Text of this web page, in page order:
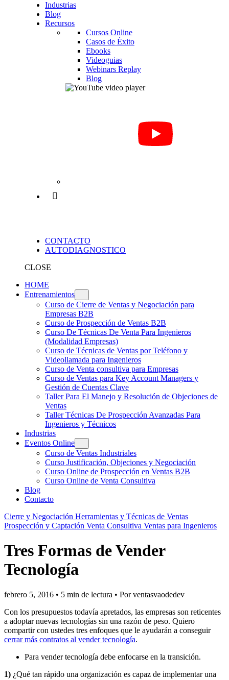
Industrias
Blog
Recursos
Cursos Online
Casos de Éxito
Ebooks
Videoguias
Webinars Replay
Blog
CONTACTO
AUTODIAGNOSTICO
CLOSE
HOME
Entrenamientos
Curso de Cierre de Ventas y Negociación para
Empresas B2B
Curso de Prospección de Ventas B2B
Curso De Técnicas De Venta Para Ingenieros
(Modalidad Empresas)
Curso de Técnicas de Ventas por Teléfono y
Videollamada para Ingenieros
Curso de Venta consultiva para Empresas
Curso de Ventas para Key Account Managers y
Gestión de Cuentas Clave
Taller Para El Manejo y Resolución de Objeciones de
Ventas
Taller Técnicas De Prospección Avanzadas Para
Ingenieros y Técnicos
Industrias
Eventos Online
Curso de Ventas Industriales
Curso Justificación, Objeciones y Negociación
Curso Online de Prospección en Ventas B2B
Curso Online de Venta Consultiva
Blog
Contacto
Cierre y Negociación Herramientas y Técnicas de Ventas
Prospección y Captación Venta Consultiva Ventas para Ingenieros
Tres Formas de Vender
Tecnología
febrero 5, 2016 • 5 min de lectura • Por ventasvaodedev
Con los presupuestos todavía apretados, las empresas son reticentes
a adoptar nuevas tecnologías sin una razón de peso. Quiero
compartir con ustedes tres enfoques que le ayudarán a conseguir
cerrar más contratos al vender tecnología.
Para vender tecnología debe enfocarse en la transición.
1) ¿Qué tan rápido una organización es capaz de implementar una